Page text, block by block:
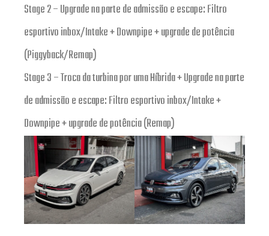
Stage 2 – Upgrade na parte de admissão e escape: Filtro
esportivo inbox/Intake + Downpipe + upgrade de potência
(Piggyback/Remap)
Stage 3 – Troca da turbina por uma Híbrida + Upgrade na parte
de admissão e escape: Filtro esportivo inbox/Intake +
Downpipe + upgrade de potência (Remap)